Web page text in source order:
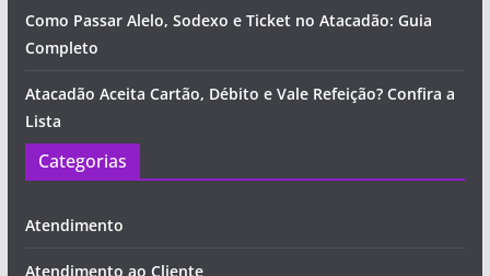
Como Passar Alelo, Sodexo e Ticket no Atacadão: Guia
Completo
Atacadão Aceita Cartão, Débito e Vale Refeição? Confira a
Lista
Categorias
Atendimento
Atendimento ao Cliente